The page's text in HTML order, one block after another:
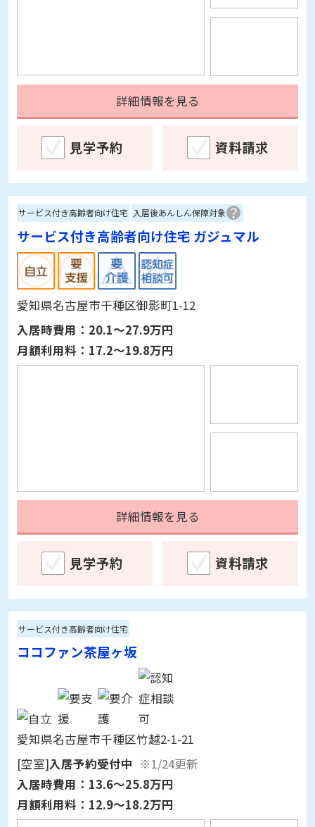
詳細情報を見る
サービス付き高齢者向け住宅 入居後あんしん保障対象
サービス付き高齢者向け住宅 ガジュマル
愛知県名古屋市千種区御影町1-12
入居時費用：20.1～27.9万円
月額利用料： 17.2～19.8万円
詳細情報を見る
サービス付き高齢者向け住宅
ココファン茶屋ヶ坂
愛知県名古屋市千種区竹越2-1-21
[空室]入居予約受付中 ※1/24更新
入居時費用：13.6～25.8万円
月額利用料： 12.9～18.2万円